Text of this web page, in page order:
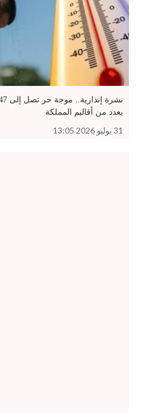
بعدد من أقاليم المملكة
31 يوليو 2026 13:05